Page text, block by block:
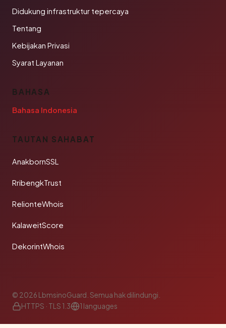
Didukung infrastruktur tepercaya
Tentang
Kebijakan Privasi
Syarat Layanan
BAHASA
Bahasa Indonesia
TAUTAN SAHABAT
AnakbornSSL
RribengkTrust
RelionteWhois
KalaweitScore
DekorintWhois
© 2026 LbmsinoGuard. Semua hak dilindungi.
HTTPS · TLS 1.3
1 languages